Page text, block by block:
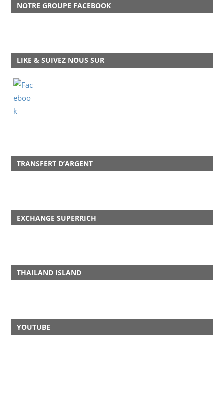
NOTRE GROUPE FACEBOOK
LIKE & SUIVEZ NOUS SUR
TRANSFERT D’ARGENT
EXCHANGE SUPERRICH
THAILAND ISLAND
YOUTUBE